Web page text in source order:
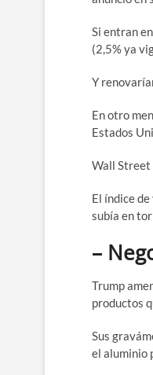
Si entran
(2,5% ya
Y
En otro
Estados
Wall Street
El índice
subía en
–
Trump
productos
Sus
el aluminio